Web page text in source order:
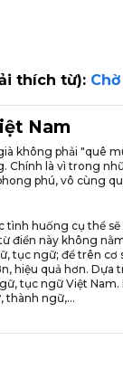
thích từ):
Nam
không phải "quê
Chính là vì trong
phú, vô cùng
huống cụ thể
điển này không
tục ngữ; để trên cơ
hiệu quả hơn.
tục ngữ Việt
thành ngữ,...